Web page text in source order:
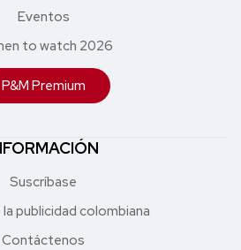
Eventos
to watch 2026
P&M Premium
Suscríbase
publicidad colombiana
Contáctenos